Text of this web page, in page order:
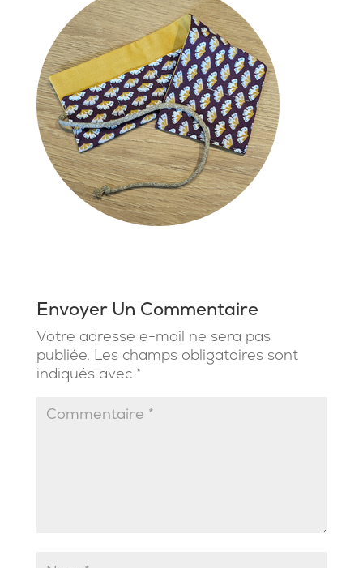
Envoyer Un Commentaire
Votre adresse e-mail ne sera pas
publiée. Les champs obligatoires sont
indiqués avec *